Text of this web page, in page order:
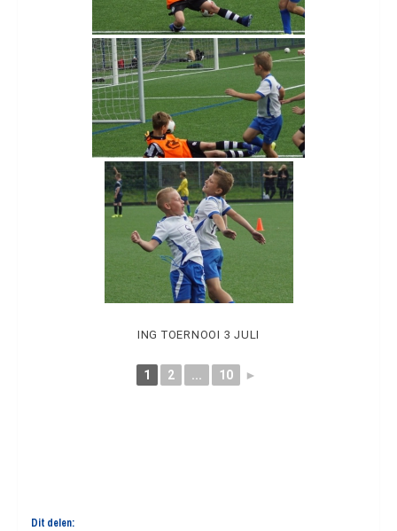
ING TOERNOOI 3 JULI
1 2 ... 10 ►
Dit delen: